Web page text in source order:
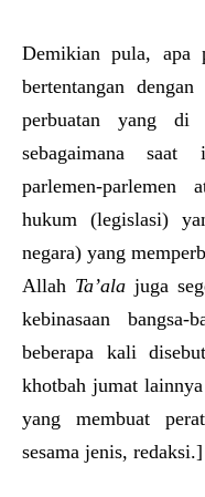
Demikian pula, apa
bertentangan
perbuatan yang
sebagaimana saat
parlemen-parlemen
hukum (legislasi)
negara) yang
Allah Ta’alajuga
kebinasaan
beberapa kali
khotbah jumat
yang membuat
sesama jenis, redaksi.]